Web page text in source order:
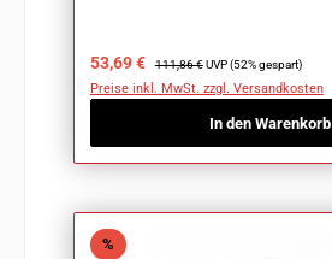
Verkaufspreis:
53,69 € Regulärer Preis:
111,86 € UVP (52% gespart)
Preise inkl. MwSt. zzgl. Versandkosten
In den Warenkorb
%Rabatt